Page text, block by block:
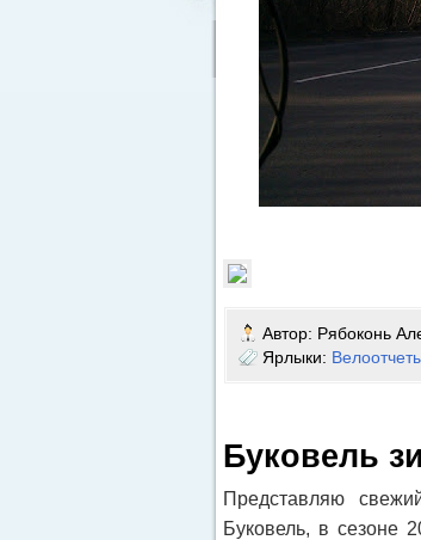
Автор: Рябоконь
Ярлыки:
Буковель
Представляю
Буковель, в сезоне